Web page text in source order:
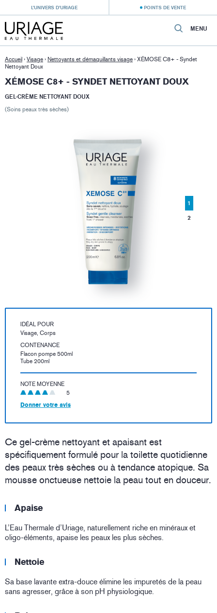
L’UNIVERS D’URIAGE POINTS DE VENTE
MENU
Accueil › Visage › Nettoyants et démaquillants visage › XÉMOSE C8+ - Syndet
Nettoyant Doux
XÉMOSE C8+ - SYNDET NETTOYANT DOUX
GEL-CRÈME NETTOYANT DOUX
(Soins peaux très sèches)
1
2
IDÉAL POUR
Visage, Corps
CONTENANCE
Flacon pompe 500ml
Tube 200ml
NOTE MOYENNE
5
Donner votre avis
Ce gel-crème nettoyant et apaisant est
spécifiquement formulé pour la toilette quotidienne
des peaux très sèches ou à tendance atopique. Sa
mousse onctueuse nettoie la peau tout en douceur.
Apaise
L’Eau Thermale d’Uriage, naturellement riche en minéraux et
oligo-éléments, apaise les peaux les plus sèches.
Nettoie
Sa base lavante extra-douce élimine les impuretés de la peau
sans agresser, grâce à son pH physiologique.